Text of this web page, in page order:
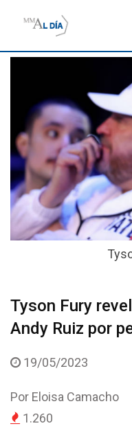
Tyson Fury
Andy Ruiz por
19/05/2023
Por Eloisa Camacho
1.260